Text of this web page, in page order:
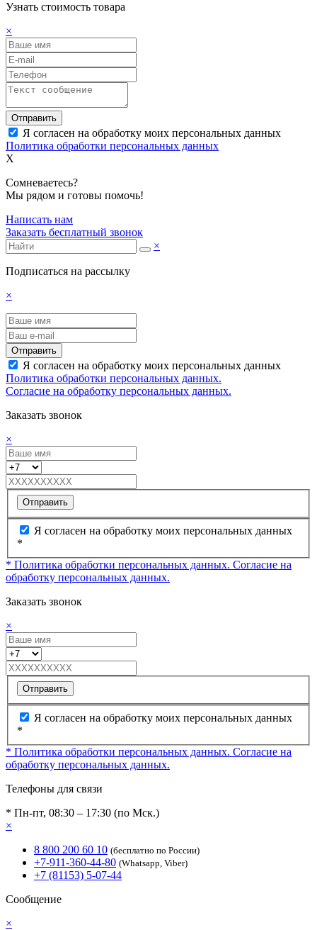
Узнать стоимость товара
×
Отправить
Я согласен на обработку моих персональных данных
Политика обработки персональных данных
X
Сомневаетесь?
Мы рядом и готовы помочь!
Написать нам
Заказать бесплатный звонок
×
Подписаться на рассылку
×
Отправить
Я согласен на обработку моих персональных данных
Политика обработки персональных данных.
Согласие на обработку персональных данных.
Заказать звонок
×
Отправить
Я согласен на обработку моих персональных данных
*
* Политика обработки персональных данных. Согласие на
обработку персональных данных.
Заказать звонок
×
Отправить
Я согласен на обработку моих персональных данных
*
* Политика обработки персональных данных. Согласие на
обработку персональных данных.
Телефоны для связи
* Пн-пт, 08:30 – 17:30 (по Мск.)
×
8 800 200 60 10 (бесплатно по России)
+7-911-360-44-80 (Whatsapp, Viber)
+7 (81153) 5-07-44
Сообщение
×